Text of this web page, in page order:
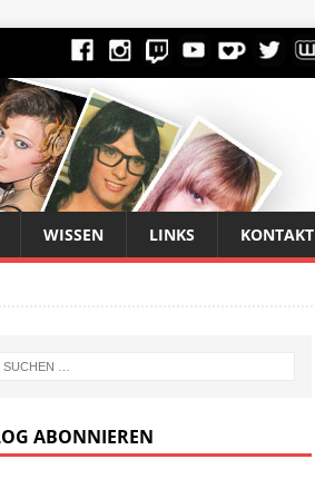
WISSEN LINKS KONTAKT
ABONNIEREN